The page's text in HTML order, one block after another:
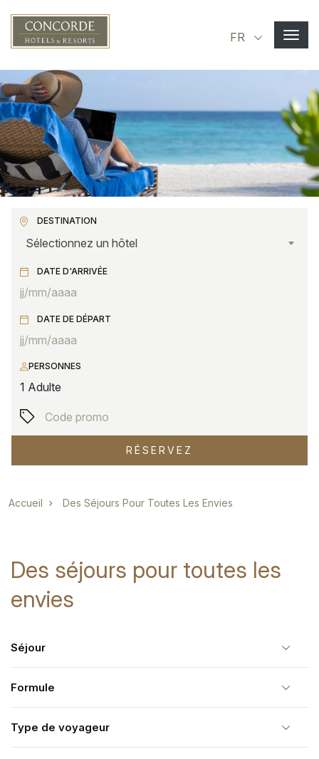
Select
FR
DESTINATION
Sélectionnez un hôtel
DATE D'ARRIVÉE
DATE DE DÉPART
PERSONNES
1 Adulte
RÉSERVEZ
Accueil Des Séjours Pour Toutes Les Envies
Des séjours pour toutes les
envies
Séjour
Formule
Type de voyageur